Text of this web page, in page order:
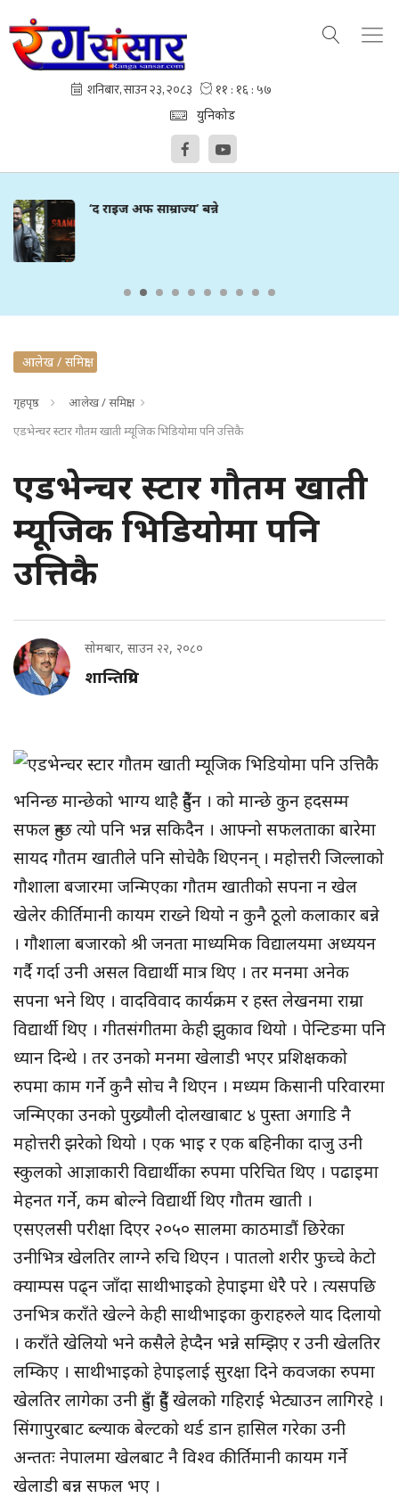
युनिकोड
बन्ने
आलेख / समिक्षा
गृहपृष्ठ
आलेख / समिक्षा
एडभेन्चर स्टार गौतम खाती म्यूजिक भिडियोमा पनि उत्तिकै
एडभेन्चर स्टार गौतम खाती
म्यूजिक भिडियोमा पनि
उत्तिकै
सोमबार, साउन २२, २०८०
शान्तिप्रिय
भनिन्छ मान्छेको भाग्य थाहै हुँदैन । को मान्छे कुन हदसम्म
सफल हुन्छ त्यो पनि भन्न सकिदैन । आफ्नो सफलताका बारेमा
सायद गौतम खातीले पनि सोचेकै थिएनन् । महोत्तरी जिल्लाको
गौशाला बजारमा जन्मिएका गौतम खातीको सपना न खेल
खेलेर कीर्तिमानी कायम राख्ने थियो न कुनै ठूलो कलाकार बन्ने
। गौशाला बजारको श्री जनता माध्यमिक विद्यालयमा अध्ययन
गर्दै गर्दा उनी असल विद्यार्थी मात्र थिए । तर मनमा अनेक
सपना भने थिए । वादविवाद कार्यक्रम र हस्त लेखनमा राम्रा
विद्यार्थी थिए । गीतसंगीतमा केही झुकाव थियो । पेन्टिङमा पनि
ध्यान दिन्थे । तर उनको मनमा खेलाडी भएर प्रशिक्षकको
रुपमा काम गर्ने कुनै सोच नै थिएन । मध्यम किसानी परिवारमा
जन्मिएका उनको पुख्र्यौली दोलखाबाट ४ पुस्ता अगाडि नै
महोत्तरी झरेको थियो । एक भाइ र एक बहिनीका दाजु उनी
स्कुलको आज्ञाकारी विद्यार्थीका रुपमा परिचित थिए । पढाइमा
मेहनत गर्ने, कम बोल्ने विद्यार्थी थिए गौतम खाती ।
एसएलसी परीक्षा दिएर २०५० सालमा काठमाडौं छिरेका
उनीभित्र खेलतिर लाग्ने रुचि थिएन । पातलो शरीर फुच्चे केटो
क्याम्पस पढ्न जाँदा साथीभाइको हेपाइमा धेरै परे । त्यसपछि
उनभित्र कराँते खेल्ने केही साथीभाइका कुराहरुले याद दिलायो
। कराँते खेलियो भने कसैले हेप्दैन भन्ने सम्झिए र उनी खेलतिर
लम्किए । साथीभाइको हेपाइलाई सुरक्षा दिने कवजका रुपमा
खेलतिर लागेका उनी हुँदा हुँदै खेलको गहिराई भेट्याउन लागिरहे ।
सिंगापुरबाट ब्ल्याक बेल्टको थर्ड डान हासिल गरेका उनी
अन्ततः नेपालमा खेलबाट नै विश्व कीर्तिमानी कायम गर्ने
खेलाडी बन्न सफल भए ।